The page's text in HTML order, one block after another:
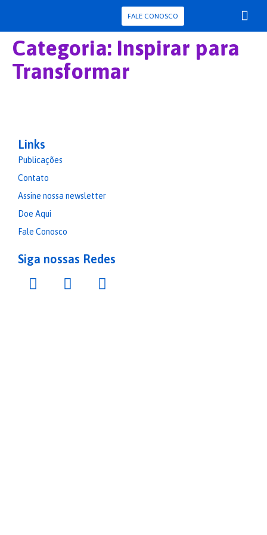
FALE CONOSCO
Categoria: Inspirar para
Transformar
Links
Publicações
Contato
Assine nossa newsletter
Doe Aqui
Fale Conosco
Siga nossas Redes